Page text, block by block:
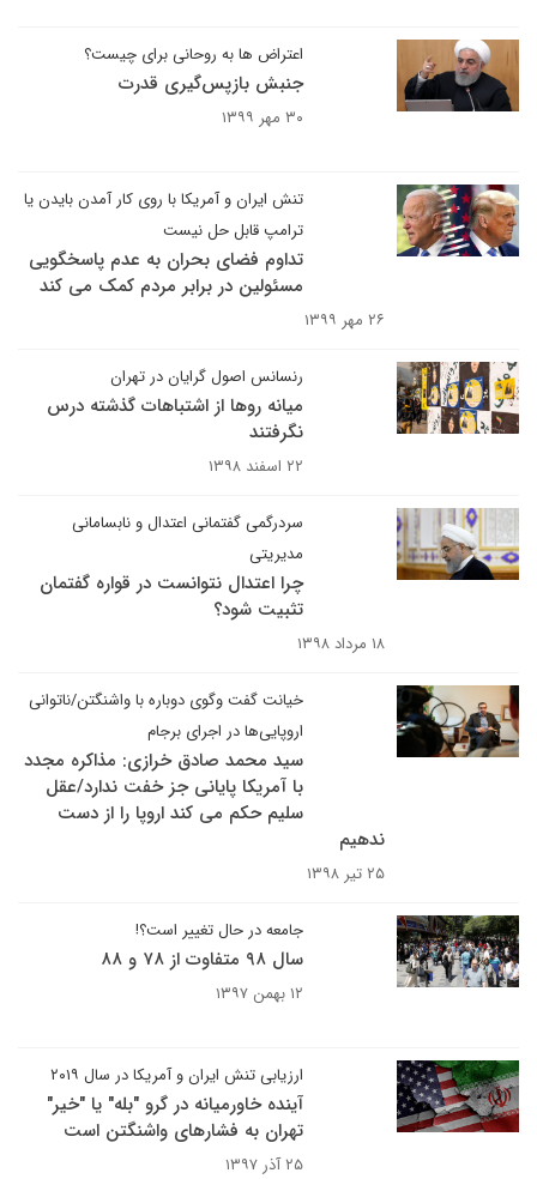
اعتراض ها به روحانی برای چیست؟
جنبش بازپس‌گیری قدرت
۳۰ مهر ۱۳۹۹
تنش ایران و آمریکا با روی کار آمدن بایدن یا
ترامپ قابل حل نیست
تداوم فضای بحران به عدم پاسخگویی
مسئولین در برابر مردم کمک می کند
۲۶ مهر ۱۳۹۹
رنسانس اصول گرایان در تهران
میانه‌ روها از اشتباهات گذشته درس
نگرفتند
۲۲ اسفند ۱۳۹۸
سردرگمی گفتمانی اعتدال و نابسامانی
مدیریتی
چرا اعتدال نتوانست در قواره گفتمان
تثبیت شود؟
۱۸ مرداد ۱۳۹۸
خیانت گفت وگوی دوباره با واشنگتن/ناتوانی
اروپایی‌ها در اجرای برجام
سید محمد صادق خرازی: مذاکره مجدد
با آمریکا پایانی جز خفت ندارد/عقل
سلیم حکم می کند اروپا را از دست
ندهیم
۲۵ تیر ۱۳۹۸
جامعه در حال تغییر است؟!
سال ۹۸ متفاوت از ۷۸ و ۸۸
۱۲ بهمن ۱۳۹۷
ارزیابی تنش ایران و آمریکا در سال ۲۰۱۹
آینده خاورمیانه در گرو "بله" یا "خیر"
تهران به فشارهای واشنگتن است
۲۵ آذر ۱۳۹۷